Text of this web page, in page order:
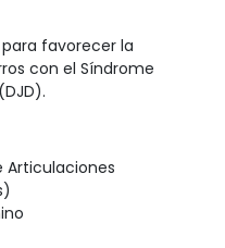
favorecer la
con el Síndrome
Articulaciones